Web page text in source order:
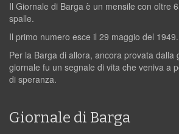
Il Giornale di Barga è un mensile con oltre
spalle.
Il primo numero esce il 29 maggio del 1949.
Per la Barga di allora, ancora provata dalla
giornale fu un segnale di vita che veniva a
di speranza.
Giornale di Barga